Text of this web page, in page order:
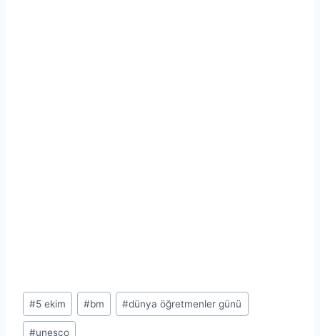
Post
Tags:
#5 ekim #bm #dünya öğretmenler günü
#unesco